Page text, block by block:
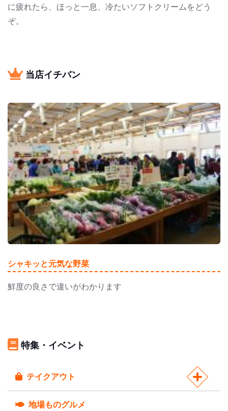
に疲れたら、ほっと一息、冷たいソフトクリームをどう
ぞ。
当店イチバン
シャキッと元気な野菜
鮮度の良さで違いがわかります
特集・イベント
テイクアウト
地場ものグルメ